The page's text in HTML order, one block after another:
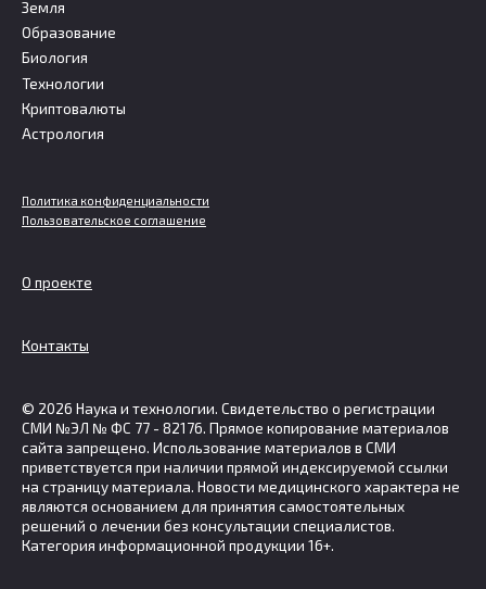
Земля
Образование
Биология
Технологии
Криптовалюты
Астрология
Политика конфиденциальности
Пользовательское соглашение
О проекте
Контакты
© 2026 Наука и технологии. Свидетельство о регистрации
СМИ №ЭЛ № ФС 77 - 82176. Прямое копирование материалов
сайта запрещено. Использование материалов в СМИ
приветствуется при наличии прямой индексируемой ссылки
на страницу материала. Новости медицинского характера не
являются основанием для принятия самостоятельных
решений о лечении без консультации специалистов.
Категория информационной продукции 16+.